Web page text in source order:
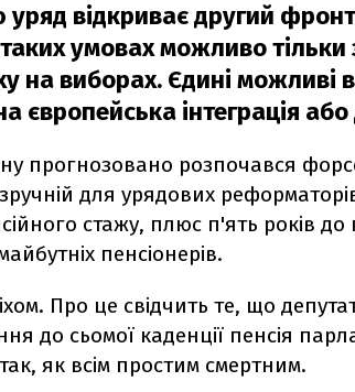
уряд відкриває другий
умовах можливо
на виборах. Єдині можливі
європейська інтеграція
прогнозовано розпочався
для урядових
стажу, плюс п'ять років до
пенсіонерів.
Про це свідчить те, що
до сьомої каденції пенсія
як всім простим смертним.